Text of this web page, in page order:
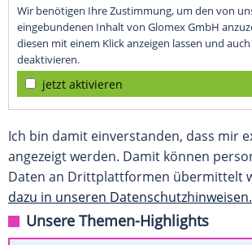
Wir benötigen Ihre Zustimmung, um den von
eingebundenen Inhalt von Glomex GmbH
diesen mit einem Klick anzeigen lassen und
deaktivieren.
jetzt aktivieren
Ich bin damit einverstanden, dass mir
angezeigt werden. Damit können
Daten an Drittplattformen übermittelt
dazu in unseren Datenschutzhinweisen.
Unsere Themen-Highlights